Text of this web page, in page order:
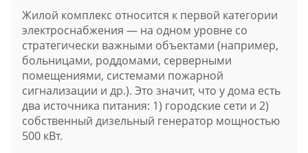
Жилой комплекс относится к первой категории
электроснабжения — на одном уровне со
стратегически важными объектами (например,
больницами, роддомами, серверными
помещениями, системами пожарной
сигнализации и др.). Это значит, что у дома есть
два источника питания: 1) городские сети и 2)
собственный дизельный генератор мощностью
500 кВт.